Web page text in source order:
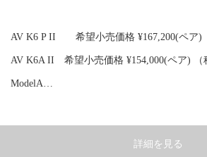
AV K6 P II 希望小売価格 ¥167,200(ペア)
AV K6A II 希望小売価格 ¥154,000(ペア) （
ModelA…
詳細を見る